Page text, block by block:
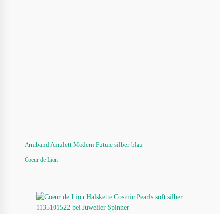
Armband Amulett Modern Future silber-blau
Coeur de Lion